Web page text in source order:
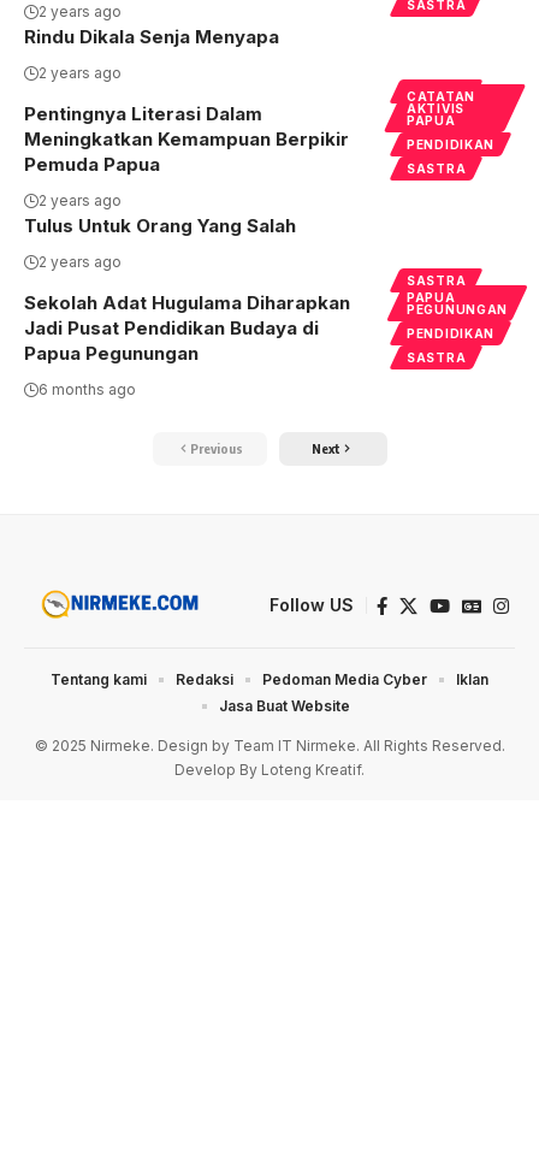
SASTRA
2 years ago
SASTRA
Rindu Dikala Senja Menyapa
2 years ago
CATATAN
AKTIVIS
PAPUA
PENDIDIKAN
SASTRA
Pentingnya Literasi Dalam
Meningkatkan Kemampuan Berpikir
Pemuda Papua
2 years ago
SASTRA
Tulus Untuk Orang Yang Salah
2 years ago
PAPUA
PEGUNUNGAN
PENDIDIKAN
SASTRA
Sekolah Adat Hugulama Diharapkan
Jadi Pusat Pendidikan Budaya di
Papua Pegunungan
6 months ago
Previous Next
Follow US
© 2025 Nirmeke. Design by Team IT Nirmeke. All Rights Reserved.
Develop By Loteng Kreatif.
Tentang kami Redaksi Pedoman Media Cyber
Iklan
Jasa Buat Website